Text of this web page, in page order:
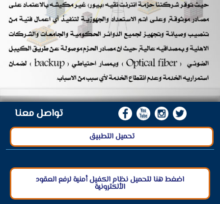
تواصل معنا
تحميل التطبيق
اضغط هنا لتحميل نظام الكفيل أمنية لرفع العقود
الألكترونية